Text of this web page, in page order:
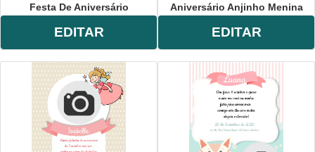
Festa De Aniversário
EDITAR
Aniversário Anjinho Menina
EDITAR